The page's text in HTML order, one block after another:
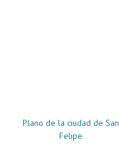
Plano de la ciudad de San
Felipe